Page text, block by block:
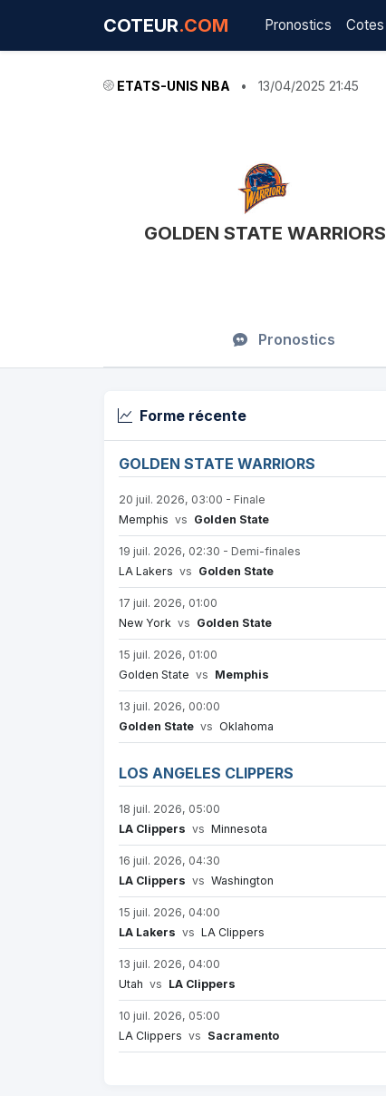
COTEUR.COM Pronostics Cotes
ETATS-UNIS NBA • 13/04/2025 21:45
GOLDEN STATE WARRIORS
Pronostics
Forme récente
GOLDEN STATE WARRIORS
20 juil. 2026, 03:00 - Finale
Memphis vs Golden State
19 juil. 2026, 02:30 - Demi-finales
LA Lakers vs Golden State
17 juil. 2026, 01:00
New York vs Golden State
15 juil. 2026, 01:00
Golden State vs Memphis
13 juil. 2026, 00:00
Golden State vs Oklahoma
LOS ANGELES CLIPPERS
18 juil. 2026, 05:00
LA Clippers vs Minnesota
16 juil. 2026, 04:30
LA Clippers vs Washington
15 juil. 2026, 04:00
LA Lakers vs LA Clippers
13 juil. 2026, 04:00
Utah vs LA Clippers
10 juil. 2026, 05:00
LA Clippers vs Sacramento